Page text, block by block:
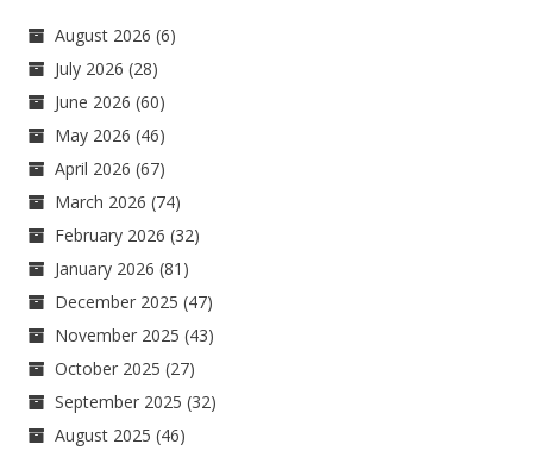
August 2026 (6)
July 2026 (28)
June 2026 (60)
May 2026 (46)
April 2026 (67)
March 2026 (74)
February 2026 (32)
January 2026 (81)
December 2025 (47)
November 2025 (43)
October 2025 (27)
September 2025 (32)
August 2025 (46)